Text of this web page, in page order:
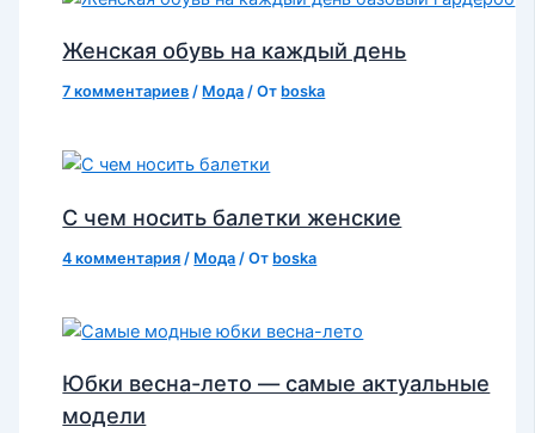
Женская обувь на каждый день
7 комментариев / Мода / От boska
С чем носить балетки женские
4 комментария / Мода / От boska
Юбки весна-лето — самые актуальные
модели